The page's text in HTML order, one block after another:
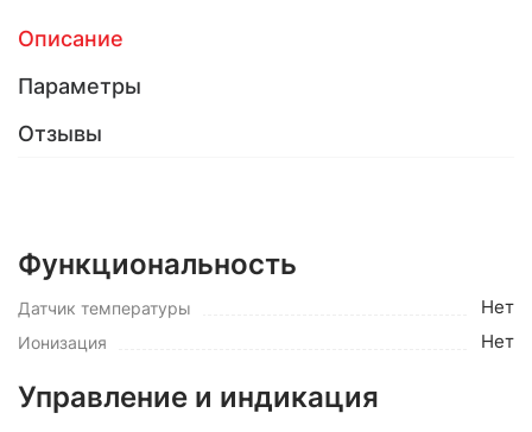
Описание
Параметры
Отзывы
Функциональность
Датчик температуры Нет
Ионизация Нет
Управление и индикация